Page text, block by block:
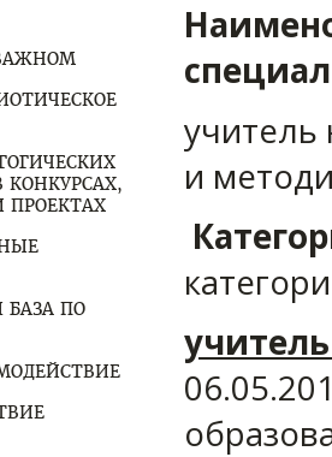
КОНКУРСАХ,
ПРОЕКТАХ
ПО
учитель
и